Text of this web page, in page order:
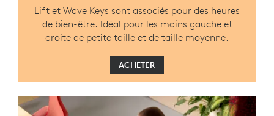
Lift et Wave Keys sont associés pour des heures
de bien-être. Idéal pour les mains gauche et
droite de petite taille et de taille moyenne.
ACHETER